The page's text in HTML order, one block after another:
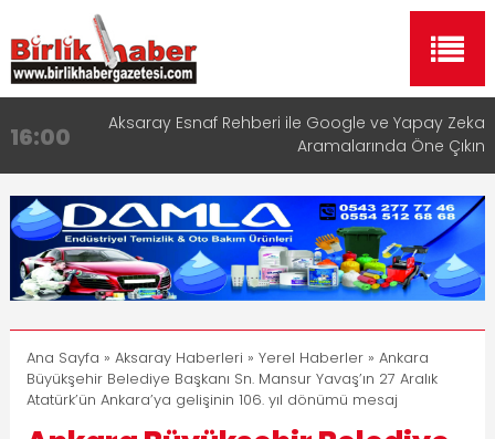
16:00
Aksaray Esnaf Rehberi ile Google ve Yapay Zeka
Aramalarında Öne Çıkın
8:23 Aksaray Esnaf Rehberi Hizmete Girdi
11:30
Birlikhaber.com Yayın Hayatına Başladı | Hızlı ve
Akıllı Haber Platformu
13:33 Taşımacılıkta Dijital Devrim: Rota Sepetim
17:15
Aksaray OSB Bölge Müdürü Makam Koltuğunu
Çocuklara Bıraktı
Ana Sayfa » Aksaray Haberleri » Yerel Haberler» Ankara
Büyükşehir Belediye Başkanı Sn. Mansur Yavaş’ın 27 Aralık
Atatürk’ün Ankara’ya gelişinin 106. yıl dönümü mesaj